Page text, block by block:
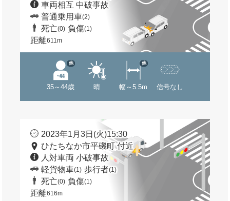
車両相互 中破事故
普通乗用車(2)
死亡(0) 負傷(1)
距離611m
35～44歳
他
晴 幅～5.5m
他
信号なし
2023年1月3日(火)15:30
ひたちなか市平磯町 付近
人対車両 小破事故
軽貨物車(1) 歩行者(1)
死亡(0) 負傷(1)
距離616m